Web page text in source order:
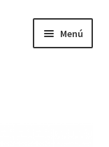
Menú